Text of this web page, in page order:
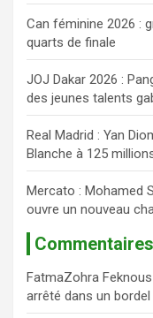
h
e
r
Can féminine 2026 :
quarts de finale
JOJ Dakar 2026 :
des jeunes talents
Real Madrid : Yan
Blanche à 125
Mercato : Mohamed
ouvre un nouveau
FatmaZohra
arrêté dans un bordel